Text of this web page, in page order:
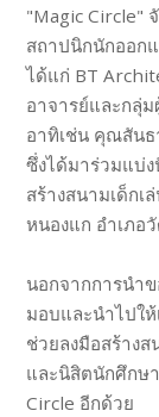
"Magic Circle"
สถาปนิกนักออก
ได้แก่ BT
อาจารย์และกลุ่
อาทิเช่น คุณสันธ
ซึ่งได้มาร่วมแบ่
สร้างสนามเด็กเ
หนองแก อำเภอ
นอกจากการนำ
มอบและนำไปให้
ช่วยลงมือสร้าง
และนิสิตนักศึกษ
Circle อีกด้วย